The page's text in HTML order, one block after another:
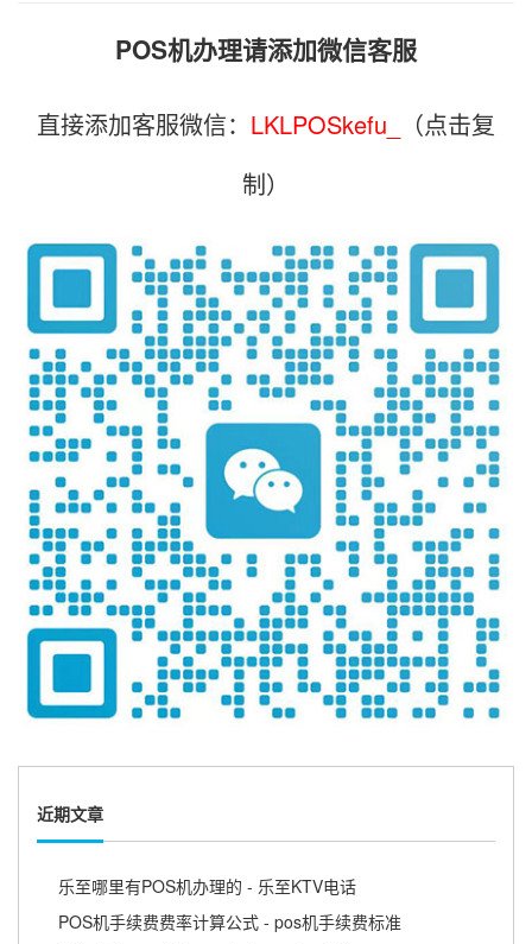
POS机办理请添加微信客服
直接添加客服微信： LKLPOSkefu_
（点击复
制）
近期文章
乐至哪里有POS机办理的 - 乐至KTV电话
POS机手续费费率计算公式 - pos机手续费标准